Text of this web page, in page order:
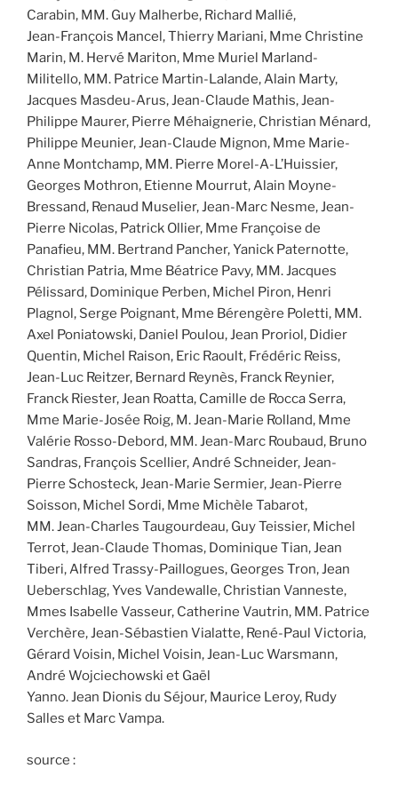
Carabin, MM. Guy Malherbe, Richard Mallié,
Jean-François Mancel, Thierry Mariani, Mme Christine
Marin, M. Hervé Mariton, Mme Muriel Marland-
Militello, MM. Patrice Martin-Lalande, Alain Marty,
Jacques Masdeu-Arus, Jean-Claude Mathis, Jean-
Philippe Maurer, Pierre Méhaignerie, Christian Ménard,
Philippe Meunier, Jean-Claude Mignon, Mme Marie-
Anne Montchamp, MM. Pierre Morel-A-L’Huissier,
Georges Mothron, Etienne Mourrut, Alain Moyne-
Bressand, Renaud Muselier, Jean-Marc Nesme, Jean-
Pierre Nicolas, Patrick Ollier, Mme Françoise de
Panafieu, MM. Bertrand Pancher, Yanick Paternotte,
Christian Patria, Mme Béatrice Pavy, MM. Jacques
Pélissard, Dominique Perben, Michel Piron, Henri
Plagnol, Serge Poignant, Mme Bérengère Poletti, MM.
Axel Poniatowski, Daniel Poulou, Jean Proriol, Didier
Quentin, Michel Raison, Eric Raoult, Frédéric Reiss,
Jean-Luc Reitzer, Bernard Reynès, Franck Reynier,
Franck Riester, Jean Roatta, Camille de Rocca Serra,
Mme Marie-Josée Roig, M. Jean-Marie Rolland, Mme
Valérie Rosso-Debord, MM. Jean-Marc Roubaud, Bruno
Sandras, François Scellier, André Schneider, Jean-
Pierre Schosteck, Jean-Marie Sermier, Jean-Pierre
Soisson, Michel Sordi, Mme Michèle Tabarot,
MM. Jean-Charles Taugourdeau, Guy Teissier, Michel
Terrot, Jean-Claude Thomas, Dominique Tian, Jean
Tiberi, Alfred Trassy-Paillogues, Georges Tron, Jean
Ueberschlag, Yves Vandewalle, Christian Vanneste,
Mmes Isabelle Vasseur, Catherine Vautrin, MM. Patrice
Verchère, Jean-Sébastien Vialatte, René-Paul Victoria,
Gérard Voisin, Michel Voisin, Jean-Luc Warsmann,
André Wojciechowski et Gaël
Yanno. Jean Dionis du Séjour, Maurice Leroy, Rudy
Salles et Marc Vampa.
source :